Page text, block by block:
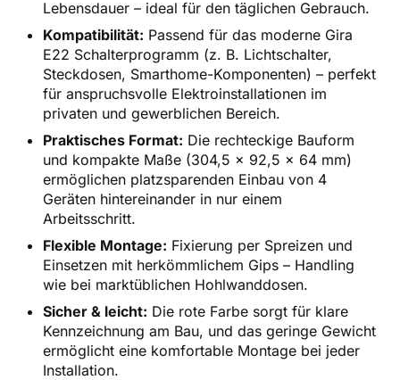
Lebensdauer – ideal für den täglichen Gebrauch.
Kompatibilität: Passend für das moderne Gira
E22 Schalterprogramm (z. B. Lichtschalter,
Steckdosen, Smarthome-Komponenten) – perfekt
für anspruchsvolle Elektroinstallationen im
privaten und gewerblichen Bereich.
Praktisches Format: Die rechteckige Bauform
und kompakte Maße (304,5 x 92,5 x 64 mm)
ermöglichen platzsparenden Einbau von 4
Geräten hintereinander in nur einem
Arbeitsschritt.
Flexible Montage: Fixierung per Spreizen und
Einsetzen mit herkömmlichem Gips – Handling
wie bei marktüblichen Hohlwanddosen.
Sicher & leicht: Die rote Farbe sorgt für klare
Kennzeichnung am Bau, und das geringe Gewicht
ermöglicht eine komfortable Montage bei jeder
Installation.